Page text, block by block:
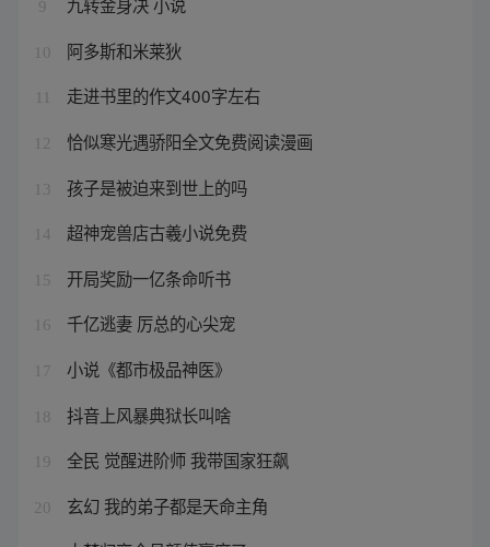
9
10 阿多斯和米莱狄
走进书里的作文400字左右
12 恰似寒光遇骄阳全文免费阅读漫画
13 孩子是被迫来到世上的吗
14 超神宠兽店古羲小说免费
15 开局奖励一亿条命听书
16 千亿逃妻 厉总的心尖宠
17 小说《都市极品神医》
18 抖音上风暴典狱长叫啥
19 全民 觉醒进阶师 我带国家狂飙
20 玄幻 我的弟子都是天命主角